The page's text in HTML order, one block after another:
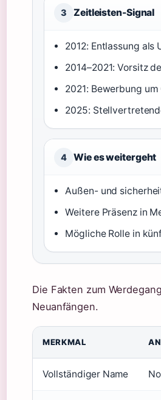
3 Zeitleisten-Signal
2012: Entlassung
2014–2021: Vorsitz
2021: Bewerbung
2025:
4 Wie es weitergeht
Außen- und
Weitere Präsenz in
Mögliche Rolle in
Die Fakten zum
Neuanfängen.
MERKMAL
Vollständiger Name